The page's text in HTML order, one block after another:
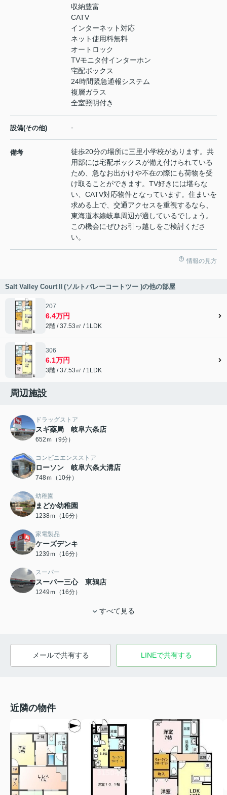
収納豊富
CATV
インターネット対応
ネット使用料無料
オートロック
TVモニタ付インターホン
宅配ボックス
24時間緊急通報システム
複層ガラス
全室照明付き
設備(その他) -
備考
徒歩20分の場所に三里小学校があります。共
用部には宅配ボックスが備え付けられている
ため、急なお出かけや不在の際にも荷物を受
け取ることができます。TV好きには堪らな
い、CATV対応物件となっています。住まいを
求める上で、交通アクセスを重視するなら、
東海道本線岐阜周辺が適しているでしょう。
この機会にぜひお引っ越しをご検討くださ
い。
情報の見方
Salt Valley CourtⅡ(ソルトバレーコートツー )の他の部屋
207
6.4万円
2階 / 37.53㎡ / 1LDK
306
6.1万円
3階 / 37.53㎡ / 1LDK
周辺施設
ドラッグストア
スギ薬局 岐阜六条店
652ｍ（9分）
コンビニエンスストア
ローソン 岐阜六条大溝店
748ｍ（10分）
幼稚園
まどか幼稚園
1238ｍ（16分）
家電製品
ケーズデンキ
1239ｍ（16分）
スーパー
スーパー三心 東鶉店
1249ｍ（16分）
すべて見る
メールで共有する LINEで共有する
近隣の物件